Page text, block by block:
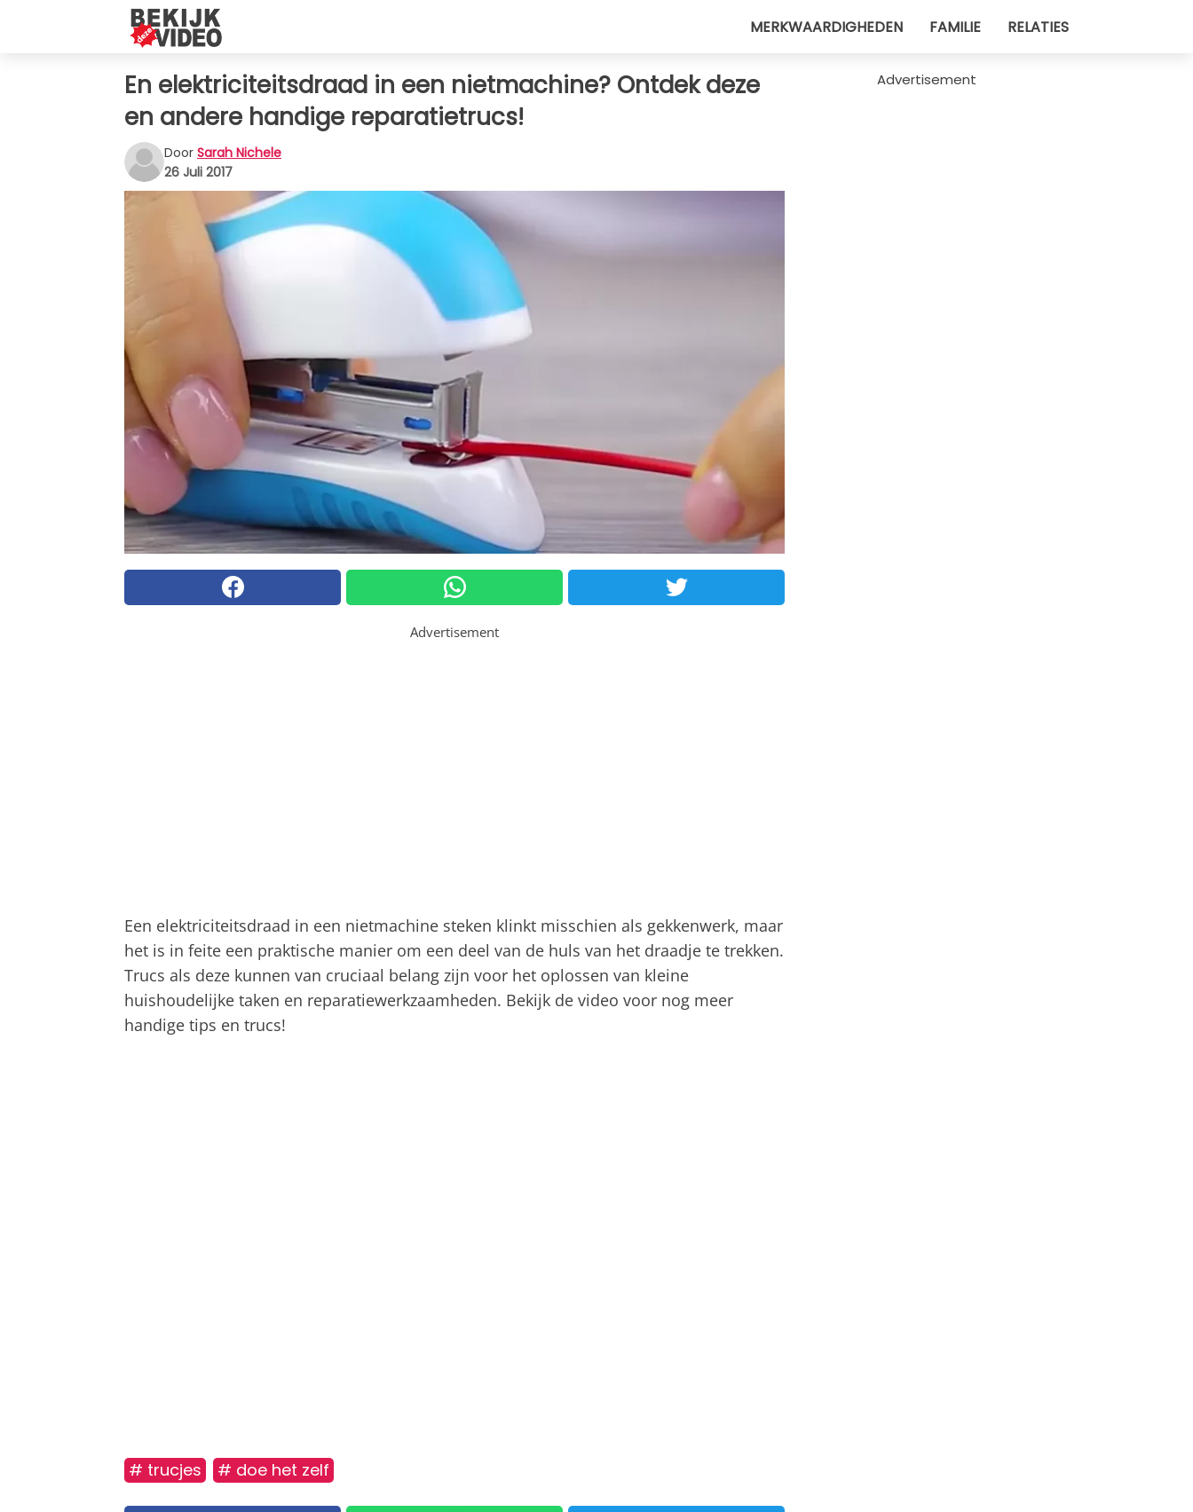
MERKWAARDIGHEDEN FAMILIE RELATIES
En elektriciteitsdraad in een nietmachine? Ontdek deze
en andere handige reparatietrucs!
Door Sarah Nichele
26 Juli 2017
Advertisement
Een elektriciteitsdraad in een nietmachine steken klinkt misschien als gekkenwerk, maar
het is in feite een praktische manier om een deel van de huls van het draadje te trekken.
Trucs als deze kunnen van cruciaal belang zijn voor het oplossen van kleine
huishoudelijke taken en reparatiewerkzaamheden. Bekijk de video voor nog meer
handige tips en trucs!
# trucjes # doe het zelf
Advertisement